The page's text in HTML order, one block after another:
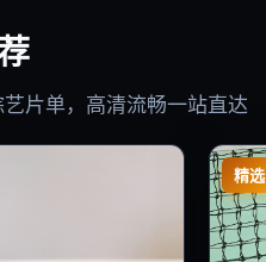
片单，高清流畅一站直达
精选